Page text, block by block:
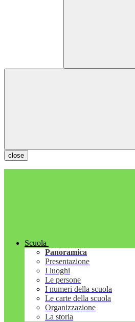
close
Scuola
Panoramica
Presentazione
I luoghi
Le persone
I numeri della scuola
Le carte della scuola
Organizzazione
La storia